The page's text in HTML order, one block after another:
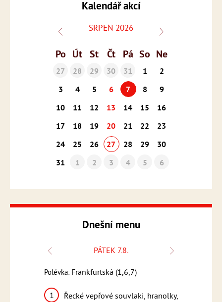
Kalendář akcí
SRPEN 2026
Po Út St Čt Pá So Ne
27 28 29 30 31 1
2
3
4 5 6 7 8
9
10
11 12 13 14 15
16
17
18 19 20 21 22
23
24
25 26 27 28 29
30
31
1 2 3 4 5 6
Dnešní menu
PÁTEK 7.8.
Polévka: Frankfurtská (1,6,7)
1
Řecké vepřové souvlaki, hranolky,